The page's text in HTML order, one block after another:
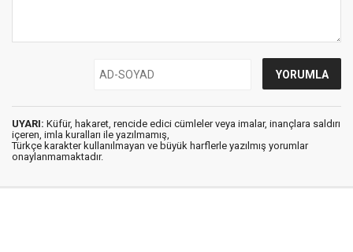
UYARI: Küfür, hakaret, rencide edici cümleler veya imalar, inançlara saldırı
içeren, imla kuralları ile yazılmamış,
Türkçe karakter kullanılmayan ve büyük harflerle yazılmış yorumlar
onaylanmamaktadır.